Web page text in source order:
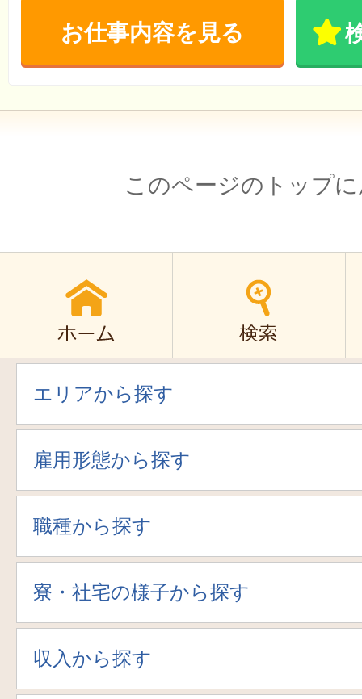
お仕事内容を見る
このページのトップ
エリアから探す
雇用形態から探す
職種から探す
寮・社宅の様子から探す
収入から探す